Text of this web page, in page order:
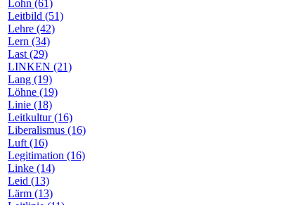
Lohn (61)
Leitbild (51)
Lehre (42)
Lern (34)
Last (29)
LINKEN (21)
Lang (19)
Löhne (19)
Linie (18)
Leitkultur (16)
Liberalismus (16)
Luft (16)
Legitimation (16)
Linke (14)
Leid (13)
Lärm (13)